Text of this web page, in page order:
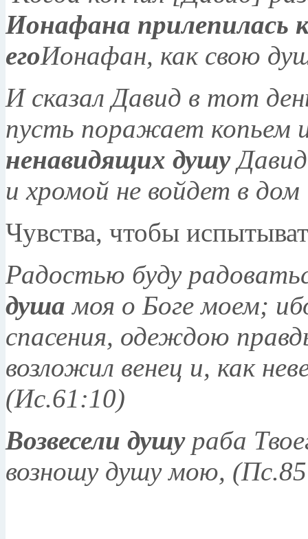
Ионафана прилепилась
егоИонафан, как свою
И сказал Давид в тот
пусть поражает копьем
ненавидящих душу
и хромой не войдет в
Чувства, чтобы
Радостью буду
душа моя о Боге моем;
спасения, одеждою
возложил венец и, как
(Ис.61:10)
Возвесели душураба
возношу душу мою,